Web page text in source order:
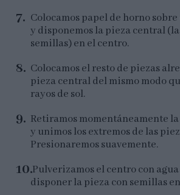
Colocamos papel de horno
y disponemos la pieza central
semillas) en el centro.
Colocamos el resto de piezas
pieza central del mismo modo
rayos de sol.
Retiramos momentáneamente
y unimos los extremos de las
Presionaremos suavemente.
Pulverizamos el centro con
disponer la pieza con semillas